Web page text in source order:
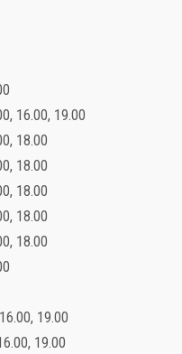
16.00, 19.00
18.00
18.00
18.00
18.00
18.00
19.00
19.00